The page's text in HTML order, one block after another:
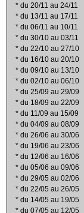
* du 20/11 au 24/11
* du 13/11 au 17/11
* du 06/11 au 10/11
* du 30/10 au 03/11
* du 22/10 au 27/10
* du 16/10 au 20/10
* du 09/10 au 13/10
* du 02/10 au 06/10
* du 25/09 au 29/09
* du 18/09 au 22/09
* du 11/09 au 15/09
* du 04/09 au 08/09
* du 26/06 au 30/06
* du 19/06 au 23/06
* du 12/06 au 16/06
* du 05/06 au 09/06
* du 29/05 au 02/06
* du 22/05 au 26/05
* du 14/05 au 19/05
* du 07/05 au 12/05